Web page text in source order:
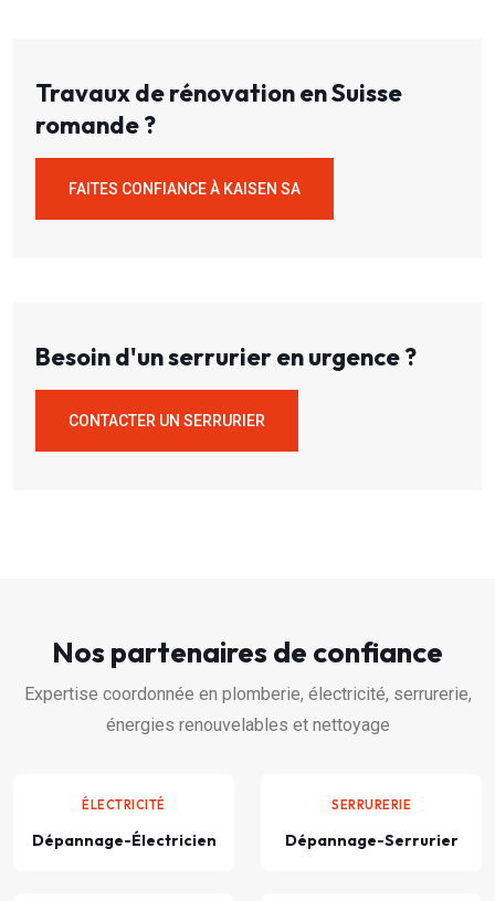
Travaux de rénovation en Suisse
romande ?
FAITES CONFIANCE À KAISEN SA
Besoin d'un serrurier en urgence ?
CONTACTER UN SERRURIER
Nos partenaires de confiance
Expertise coordonnée en plomberie, électricité, serrurerie,
énergies renouvelables et nettoyage
ÉLECTRICITÉ
Dépannage-Électricien
SERRURERIE
Dépannage-Serrurier